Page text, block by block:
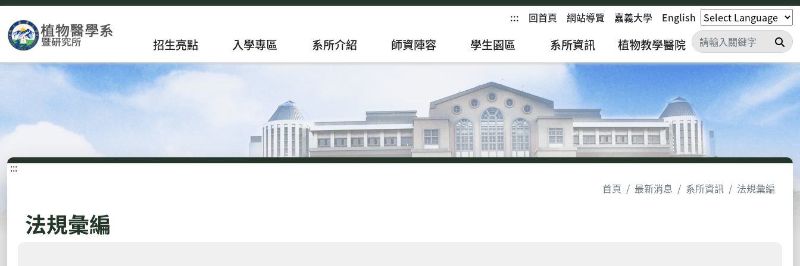
::: 回首頁 網站導覽 嘉義大學 English
招生亮點 入學專區 系所介紹 師資陣容 學生園區 系所資訊 植物教學醫院 搜
:::
首頁
最新消息 系所資訊 法規彙編
法規彙編